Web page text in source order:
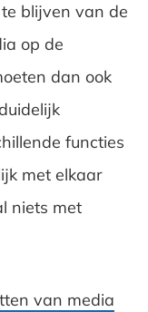
blijven van de
op de
dan ook
functies
met elkaar
niets met
van media